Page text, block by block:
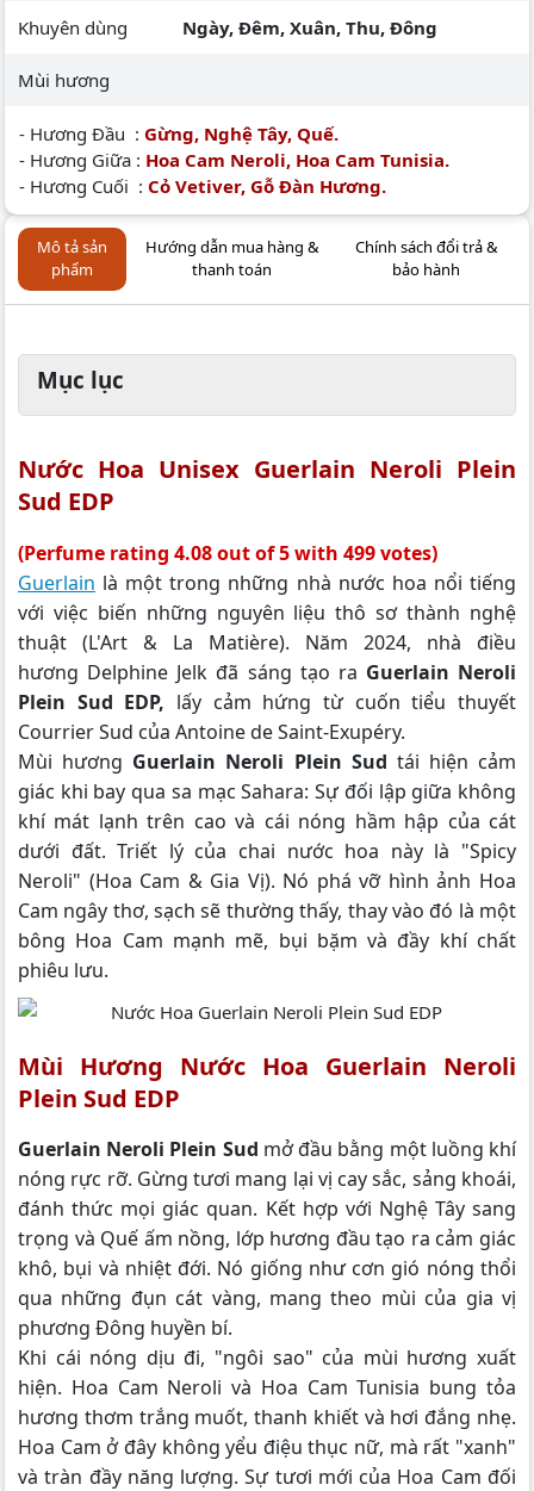
Mô tả sản
phẩm
Hướng dẫn mua hàng &
thanh toán
Chính sách đổi trả &
bảo hành
Mục lục
Nước Hoa Unisex Guerlain Neroli Plein
Sud EDP
(Perfume rating 4.08 out of 5 with 499 votes)
Guerlain là một trong những nhà nước hoa nổi tiếng
với việc biến những nguyên liệu thô sơ thành nghệ
thuật (L'Art & La Matière). Năm 2024, nhà điều
hương Delphine Jelk đã sáng tạo ra Guerlain Neroli
Plein Sud EDP, lấy cảm hứng từ cuốn tiểu thuyết
Courrier Sud của Antoine de Saint-Exupéry.
Mùi hương Guerlain Neroli Plein Sud tái hiện cảm
giác khi bay qua sa mạc Sahara: Sự đối lập giữa không
khí mát lạnh trên cao và cái nóng hầm hập của cát
dưới đất. Triết lý của chai nước hoa này là "Spicy
Neroli" (Hoa Cam & Gia Vị). Nó phá vỡ hình ảnh Hoa
Cam ngây thơ, sạch sẽ thường thấy, thay vào đó là một
bông Hoa Cam mạnh mẽ, bụi bặm và đầy khí chất
phiêu lưu.
Mùi Hương Nước Hoa Guerlain Neroli
Plein Sud EDP
Guerlain Neroli Plein Sud mở đầu bằng một luồng khí
nóng rực rỡ. Gừng tươi mang lại vị cay sắc, sảng khoái,
đánh thức mọi giác quan. Kết hợp với Nghệ Tây sang
trọng và Quế ấm nồng, lớp hương đầu tạo ra cảm giác
khô, bụi và nhiệt đới. Nó giống như cơn gió nóng thổi
qua những đụn cát vàng, mang theo mùi của gia vị
phương Đông huyền bí.
Khi cái nóng dịu đi, "ngôi sao" của mùi hương xuất
hiện. Hoa Cam Neroli và Hoa Cam Tunisia bung tỏa
hương thơm trắng muốt, thanh khiết và hơi đắng nhẹ.
Hoa Cam ở đây không yểu điệu thục nữ, mà rất "xanh"
và tràn đầy năng lượng. Sự tươi mới của Hoa Cam đối
Khuyên dùng Ngày, Đêm, Xuân, Thu, Đông
Mùi hương
- Hương Đầu : Gừng, Nghệ Tây, Quế.
- Hương Giữa : Hoa Cam Neroli, Hoa Cam Tunisia.
- Hương Cuối : Cỏ Vetiver, Gỗ Đàn Hương.